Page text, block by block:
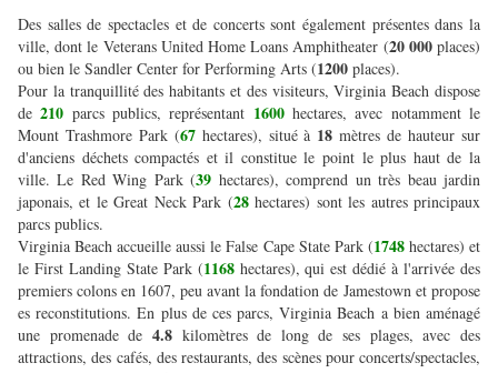
Des salles de spectacles et de concerts sont également présentes dans la
ville, dont le Veterans United Home Loans Amphitheater (20 000places)
ou bien le Sandler Center for Performing Arts (1200 places).
Pour la tranquillité des habitants et des visiteurs, Virginia Beach dispose
de210 parcs publics, représentant 1600hectares, avec notamment le
Mount Trashmore Park (67 hectares), situé à 18mètres de hauteur sur
d'anciens déchets compactés et il constitue le point le plus haut de la
ville. Le Red Wing Park (39 hectares), comprend un très beau jardin
japonais, et le Great Neck Park (28hectares) sont les autres principaux
parcs publics.
Virginia Beach accueille aussi le False Cape State Park (1748 hectares) et
le First Landing State Park (1168 hectares), qui est dédié à l'arrivée des
premiers colons en 1607, peu avant la fondation de Jamestown et propose
es reconstitutions. En plus de ces parcs, Virginia Beach a bien aménagé
une promenade de 4.8 kilomètres de long de ses plages, avec des
attractions, des cafés, des restaurants, des scènes pour concerts/spectacles,